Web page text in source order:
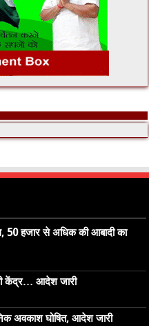
50 हजार से अधिक की आबादी का
केंद्र… आदेश जारी
अवकाश घोषित, आदेश जारी